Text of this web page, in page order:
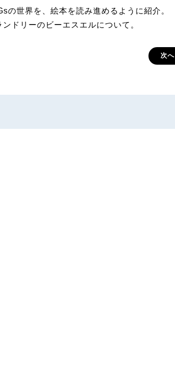
の世界を、絵本を読み進めるように紹介。
ドリーのビーエスエルについて。
次へ